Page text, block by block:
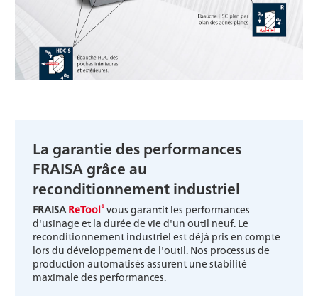
La garantie des performances
FRAISA grâce au
reconditionnement industriel
FRAISA ReTool® vous garantit les performances
d'usinage et la durée de vie d'un outil neuf. Le
reconditionnement industriel est déjà pris en compte
lors du développement de l'outil. Nos processus de
production automatisés assurent une stabilité
maximale des performances.